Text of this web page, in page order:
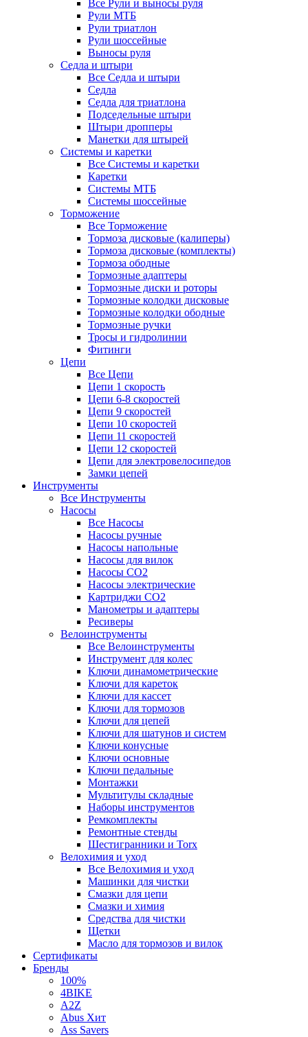
Все Рули и выносы руля
Рули МТБ
Рули триатлон
Рули шоссейные
Выносы руля
Седла и штыри
Все Седла и штыри
Седла
Седла для триатлона
Подседельные штыри
Штыри дропперы
Манетки для штырей
Системы и каретки
Все Системы и каретки
Каретки
Системы МТБ
Системы шоссейные
Торможение
Все Торможение
Тормоза дисковые (калиперы)
Тормоза дисковые (комплекты)
Тормоза ободные
Тормозные адаптеры
Тормозные диски и роторы
Тормозные колодки дисковые
Тормозные колодки ободные
Тормозные ручки
Тросы и гидролинии
Фитинги
Цепи
Все Цепи
Цепи 1 скорость
Цепи 6-8 скоростей
Цепи 9 скоростей
Цепи 10 скоростей
Цепи 11 скоростей
Цепи 12 скоростей
Цепи для электровелосипедов
Замки цепей
Инструменты
Все Инструменты
Насосы
Все Насосы
Насосы ручные
Насосы напольные
Насосы для вилок
Насосы CO2
Насосы электрические
Картриджи CO2
Манометры и адаптеры
Ресиверы
Велоинструменты
Все Велоинструменты
Инструмент для колес
Ключи динамометрические
Ключи для кареток
Ключи для кассет
Ключи для тормозов
Ключи для цепей
Ключи для шатунов и систем
Ключи конусные
Ключи основные
Ключи педальные
Монтажки
Мультитулы складные
Наборы инструментов
Ремкомплекты
Ремонтные стенды
Шестигранники и Torx
Велохимия и уход
Все Велохимия и уход
Машинки для чистки
Смазки для цепи
Смазки и химия
Средства для чистки
Щетки
Масло для тормозов и вилок
Сертификаты
Бренды
100%
4BIKE
A2Z
Abus Хит
Ass Savers